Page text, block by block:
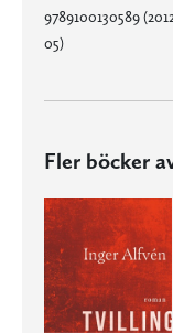
9789100130589
05)
Fler böcker